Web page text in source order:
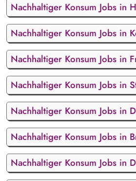
Nachhaltiger Konsum Jobs in
Nachhaltiger Konsum Jobs in
Nachhaltiger Konsum Jobs in
Nachhaltiger Konsum Jobs in
Nachhaltiger Konsum Jobs in
Nachhaltiger Konsum Jobs in
Nachhaltiger Konsum Jobs in